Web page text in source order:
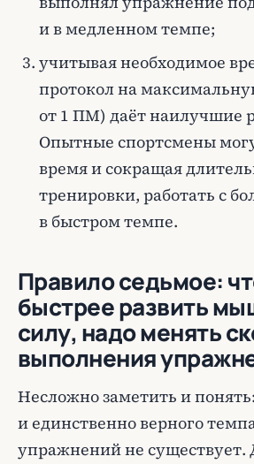
и в медленном темпе;
учитывая необходимое
протокол на
от 1 ПМ) даёт наилучшие
Опытные спортсмены
время и сокращая
тренировки, работать с
в быстром темпе.
Правило седьмое:
быстрее развить
силу, надо менять
выполнения
Несложно заметить и
и единственно верного
упражнений не существует.